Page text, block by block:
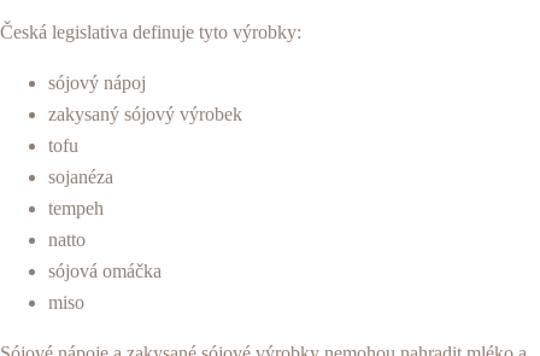
Česká legislativa definuje tyto výrobky:
sójový nápoj
zakysaný sójový výrobek
tofu
sojanéza
tempeh
natto
sójová omáčka
miso